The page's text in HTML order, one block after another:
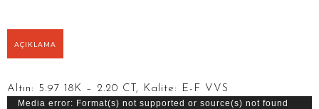
HIKAYEMIZ
AÇIKLAMA
Altın: 5.97 18K – 2.20 CT, Kalite: E-F VVS
Video
Media error: Format(s) not supported or source(s) not found